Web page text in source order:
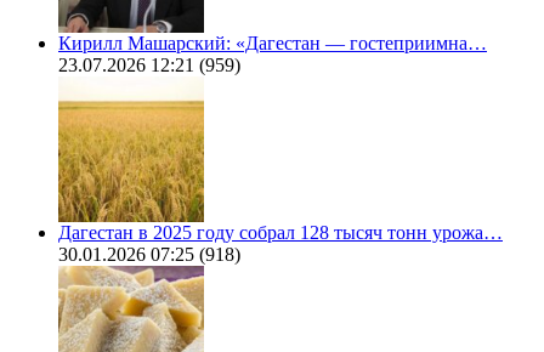
Кирилл Машарский: «Дагестан — гостеприимна…
23.07.2026 12:21 (959)
Дагестан в 2025 году собрал 128 тысяч тонн урожа…
30.01.2026 07:25 (918)